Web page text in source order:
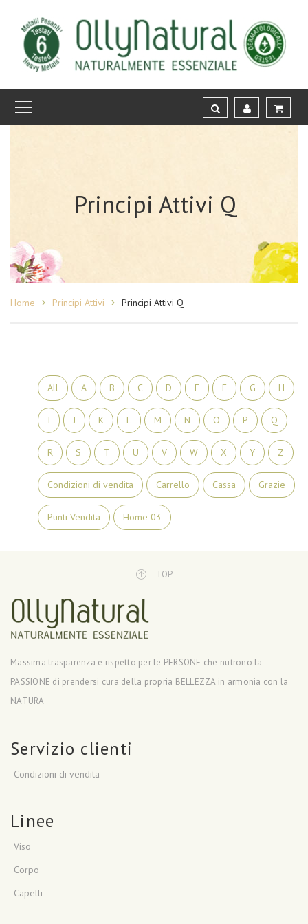
Principi Attivi Q
Home Principi Attivi Principi Attivi Q
All A B C D E F G H
I J K L M N O P Q
R S T U V W X Y Z
Condizioni di vendita Carrello Cassa Grazie
Punti Vendita Home 03
TOP
Massima trasparenza e rispetto per le PERSONE che nutrono la
PASSIONE di prendersi cura della propria BELLEZZA in armonia con la
NATURA
Servizio clienti
Condizioni di vendita
Linee
Viso
Corpo
Capelli